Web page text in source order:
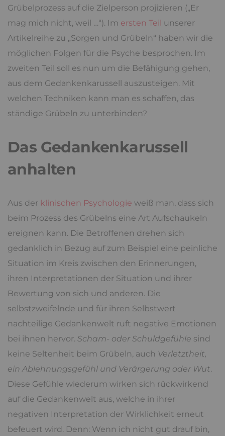
Grübelprozess auf die Zielperson projizieren („Er
mag mich nicht, weil …“). Im ersten Teil unserer
Artikelreihe zu „Sorgen und Grübeln“ haben wir die
möglichen Folgen für die Psyche besprochen. Im
zweiten Teil soll es nun um die Befähigung gehen,
aus dem Gedankenkarussell auszusteigen. Mit
welchen Techniken kann man es schaffen, das
ständige Grübeln zu unterbinden?
Das Gedankenkarussell
anhalten
Aus der klinischen Psychologie weiß man, dass sich
beim Prozess des Grübelns eine Art Aufschaukeln
ereignen kann. Die Betroffenen drehen sich
gedanklich in Bezug auf zum Beispiel eine peinliche
Situation im Kreis zwischen den Erinnerungen,
ihren Interpretationen der Situation und ihrer
Bewertung von sich und anderen. Die
selbstzweifelnde und für ihren Selbstwert
nachteilige Gedankenwelt ruft negative Emotionen
bei ihnen hervor. Scham- oder Schuldgefühle sind
keine Seltenheit beim Grübeln, auch Verletztheit,
ein Ablehnungsgefühl und Verärgerung oder Wut.
Diese Gefühle wiederum wirken sich rückwirkend
auf die Gedankenwelt aus, welche in ihrer
negativen Interpretation der Wirklichkeit erneut
befeuert wird. Denn: Wenn ich nicht gut drauf bin,